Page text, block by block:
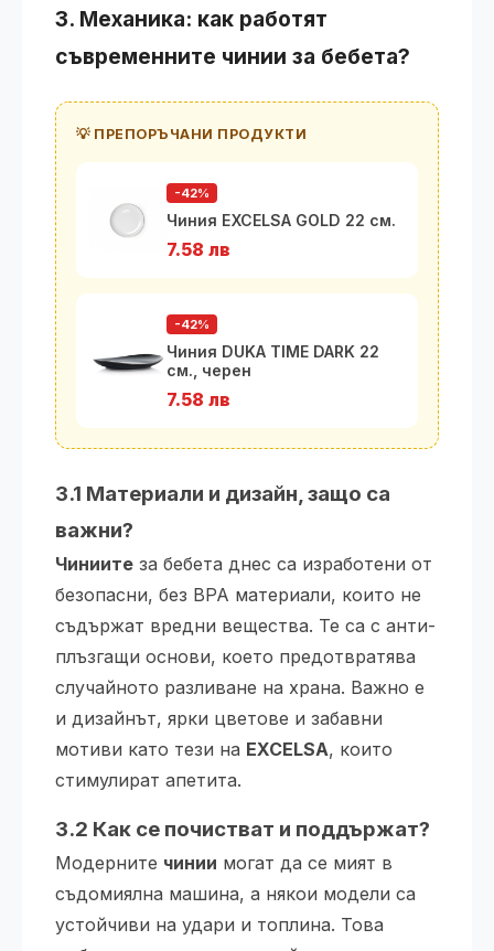
3. Механика: как работят
съвременните чинии за бебета?
💡 ПРЕПОРЪЧАНИ ПРОДУКТИ
-42%
Чиния EXCELSA GOLD 22 см.
7.58 лв
-42%
Чиния DUKA TIME DARK 22
см., черен
7.58 лв
3.1 Материали и дизайн, защо са
важни?
Чиниите за бебета днес са изработени от
безопасни, без BPA материали, които не
съдържат вредни вещества. Те са с анти-
плъзгащи основи, което предотвратява
случайното разливане на храна. Важно е
и дизайнът, ярки цветове и забавни
мотиви като тези на EXCELSA, които
стимулират апетита.
3.2 Как се почистват и поддържат?
Модерните чинии могат да се мият в
съдомиялна машина, а някои модели са
устойчиви на удари и топлина. Това